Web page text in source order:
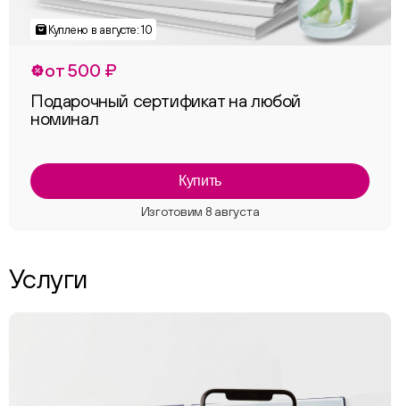
от 500 ₽
Подарочный сертификат на любой
номинал
Купить
Услуги